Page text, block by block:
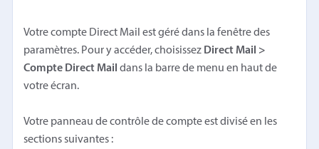
Votre compte Direct Mail est géré dans la fenêtre des
paramètres. Pour y accéder, choisissez Direct Mail >
Compte Direct Mail dans la barre de menu en haut de
votre écran.
Votre panneau de contrôle de compte est divisé en les
sections suivantes :